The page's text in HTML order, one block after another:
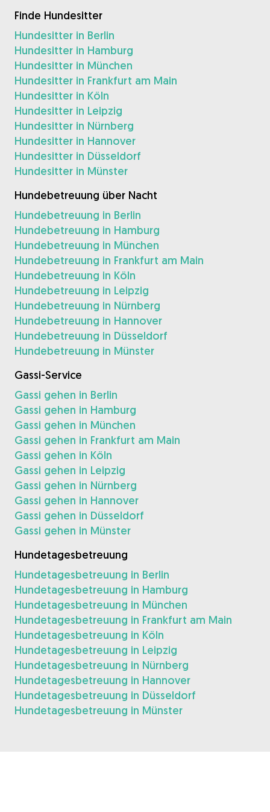
Finde Hundesitter
Hundesitter in Berlin
Hundesitter in Hamburg
Hundesitter in München
Hundesitter in Frankfurt am Main
Hundesitter in Köln
Hundesitter in Leipzig
Hundesitter in Nürnberg
Hundesitter in Hannover
Hundesitter in Düsseldorf
Hundesitter in Münster
Hundebetreuung über Nacht
Hundebetreuung in Berlin
Hundebetreuung in Hamburg
Hundebetreuung in München
Hundebetreuung in Frankfurt am Main
Hundebetreuung in Köln
Hundebetreuung in Leipzig
Hundebetreuung in Nürnberg
Hundebetreuung in Hannover
Hundebetreuung in Düsseldorf
Hundebetreuung in Münster
Gassi-Service
Gassi gehen in Berlin
Gassi gehen in Hamburg
Gassi gehen in München
Gassi gehen in Frankfurt am Main
Gassi gehen in Köln
Gassi gehen in Leipzig
Gassi gehen in Nürnberg
Gassi gehen in Hannover
Gassi gehen in Düsseldorf
Gassi gehen in Münster
Hundetagesbetreuung
Hundetagesbetreuung in Berlin
Hundetagesbetreuung in Hamburg
Hundetagesbetreuung in München
Hundetagesbetreuung in Frankfurt am Main
Hundetagesbetreuung in Köln
Hundetagesbetreuung in Leipzig
Hundetagesbetreuung in Nürnberg
Hundetagesbetreuung in Hannover
Hundetagesbetreuung in Düsseldorf
Hundetagesbetreuung in Münster